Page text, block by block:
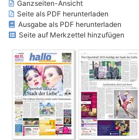
Ganzseiten-Ansicht
Seite als PDF herunterladen
Ausgabe als PDF herunterladen
Seite auf Merkzettel hinzufügen